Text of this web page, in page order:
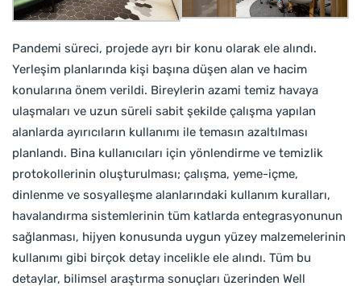
Pandemi süreci, projede ayrı bir konu olarak ele alındı.
Yerleşim planlarında kişi başına düşen alan ve hacim
konularına önem verildi. Bireylerin azami temiz havaya
ulaşmaları ve uzun süreli sabit şekilde çalışma yapılan
alanlarda ayırıcıların kullanımı ile temasın azaltılması
planlandı. Bina kullanıcıları için yönlendirme ve temizlik
protokollerinin oluşturulması; çalışma, yeme-içme,
dinlenme ve sosyalleşme alanlarındaki kullanım kuralları,
havalandırma sistemlerinin tüm katlarda entegrasyonunun
sağlanması, hijyen konusunda uygun yüzey malzemelerinin
kullanımı gibi birçok detay incelikle ele alındı. Tüm bu
detaylar, bilimsel araştırma sonuçları üzerinden Well